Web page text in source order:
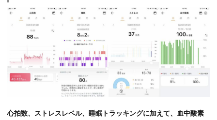
心拍数、ストレスレベル、睡眠トラッキングに加えて、血中酸素